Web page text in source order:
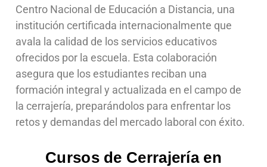
Centro Nacional de Educación a Distancia, una
institución certificada internacionalmente que
avala la calidad de los servicios educativos
ofrecidos por la escuela. Esta colaboración
asegura que los estudiantes reciban una
formación integral y actualizada en el campo de
la cerrajería, preparándolos para enfrentar los
retos y demandas del mercado laboral con éxito.
Cursos de Cerrajería en